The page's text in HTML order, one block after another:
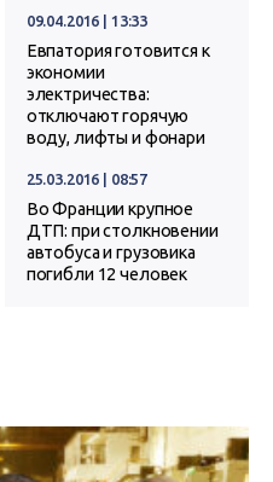
09.04.2016 | 13:33
Евпатория готовится к
экономии
электричества:
отключают горячую
воду, лифты и фонари
25.03.2016 | 08:57
Во Франции крупное
ДТП: при столкновении
автобуса и грузовика
погибли 12 человек